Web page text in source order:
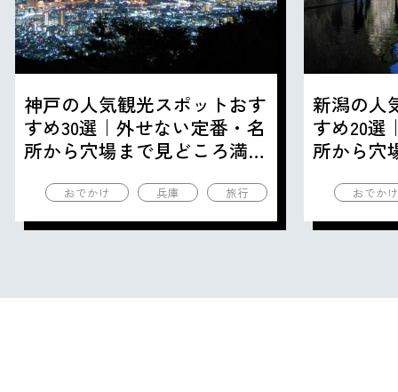
神戸の人気観光スポットおす
すめ30選｜外せない定番・名
所から穴場まで見どころ満載
おでかけ 兵庫 旅行
新潟の人
すめ20選
所から穴
おでか